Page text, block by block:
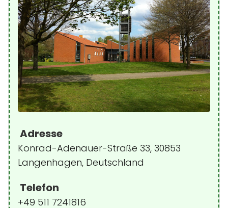
Adresse
Konrad-Adenauer-Straße 33, 30853
Langenhagen, Deutschland
Telefon
+49 511 7241816